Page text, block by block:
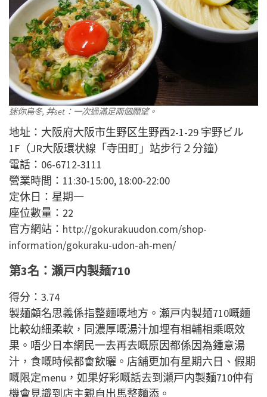
迷你烏冬, 丼set：一次過滿足兩個願望。
地址：大阪府大阪市生野区生野西2-1-29 宇野ビル
1F（JR大阪環状線「寺田町」站步行２分鐘）
電話：06-6712-3111
營業時間：11:30-15:00, 18:00-22:00
定休日：星期一
座位數量：22
官方網站： http://gokurakuudon.com/shop-
information/gokuraku-udon-ah-men/
第3名：瀬戸内製麺710
得分：3.74
製麺顧名思義係指整麵嘅地方。瀬戸内製麺710嘅麵
比較幼細柔軟，同濃厚嘅湯汁加埋有相輔相乘嘅效
果。唔少日本網民一去再去嘅原因都係因為鍾意湯
汁，食嘅時候都會飲曬。店舖更加有星期六日、假期
嘅限定menu，如果好彩嘅話去到瀬戸内製麺710仲有
機會見識到店主親自出馬整麵添。